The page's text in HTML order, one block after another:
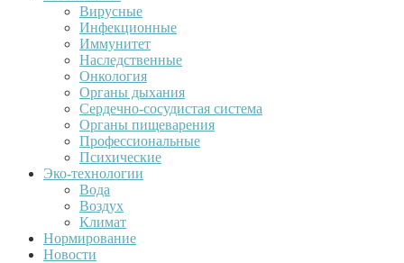
Вирусные
Инфекционные
Иммунитет
Наследственные
Онкология
Органы дыхания
Сердечно-сосудистая система
Органы пищеварения
Профессиональные
Психические
Эко-технологии
Вода
Воздух
Климат
Нормирование
Новости